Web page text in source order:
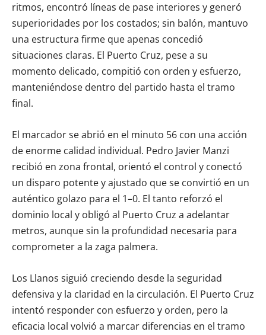
ritmos, encontró líneas de pase interiores y generó
superioridades por los costados; sin balón, mantuvo
una estructura firme que apenas concedió
situaciones claras. El Puerto Cruz, pese a su
momento delicado, compitió con orden y esfuerzo,
manteniéndose dentro del partido hasta el tramo
final.
El marcador se abrió en el minuto 56 con una acción
de enorme calidad individual. Pedro Javier Manzi
recibió en zona frontal, orientó el control y conectó
un disparo potente y ajustado que se convirtió en un
auténtico golazo para el 1–0. El tanto reforzó el
dominio local y obligó al Puerto Cruz a adelantar
metros, aunque sin la profundidad necesaria para
comprometer a la zaga palmera.
Los Llanos siguió creciendo desde la seguridad
defensiva y la claridad en la circulación. El Puerto Cruz
intentó responder con esfuerzo y orden, pero la
eficacia local volvió a marcar diferencias en el tramo